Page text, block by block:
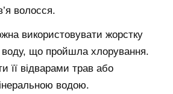
волосся.
використовувати жорстку
воду, що пройшла хлорування.
її відварами трав або
водою.